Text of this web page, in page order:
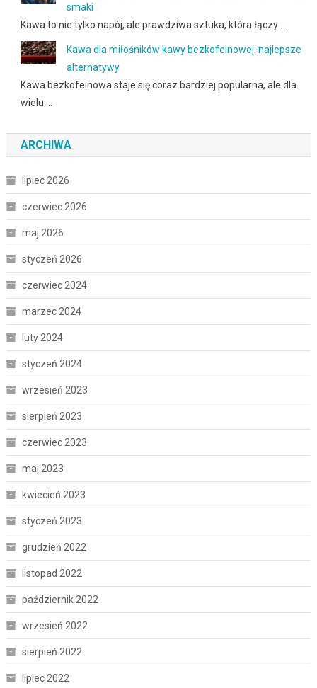
smaki
Kawa to nie tylko napój, ale prawdziwa sztuka, która łączy …
Kawa dla miłośników kawy bezkofeinowej: najlepsze
alternatywy
Kawa bezkofeinowa staje się coraz bardziej popularna, ale dla
wielu …
ARCHIWA
lipiec 2026
czerwiec 2026
maj 2026
styczeń 2026
czerwiec 2024
marzec 2024
luty 2024
styczeń 2024
wrzesień 2023
sierpień 2023
czerwiec 2023
maj 2023
kwiecień 2023
styczeń 2023
grudzień 2022
listopad 2022
październik 2022
wrzesień 2022
sierpień 2022
lipiec 2022